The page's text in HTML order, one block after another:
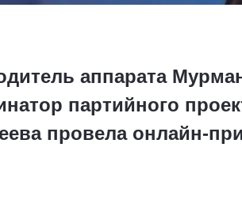
аппарата
партийного
провела онлайн-